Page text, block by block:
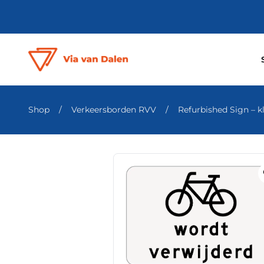
Shop / Verkeersborden RVV / Refurbished Sign –